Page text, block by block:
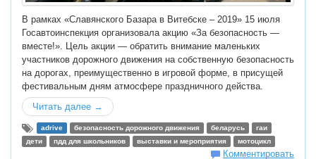
В рамках «Славянского Базара в Витебске – 2019» 15 июля
Госавтоинспекция организовала акцию «За безопасность —
вместе!». Цель акции — обратить внимание маленьких
участников дорожного движения на собственную безопасность
на дорогах, преимущественно в игровой форме, в присущей
фестивальным дням атмосфере праздничного действа.
Читать далее →
adrive безопасность дорожного движения беларусь
гаи
дети
пдд для школьников выставки и мероприятия мотоцикл
Комментировать